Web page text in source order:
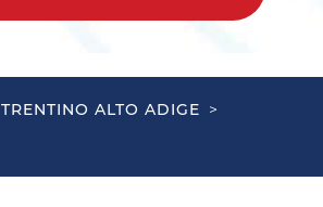
TRENTINO ALTO ADIGE >